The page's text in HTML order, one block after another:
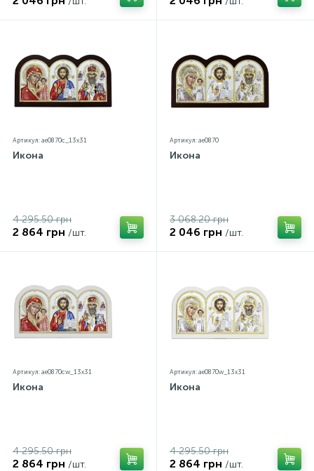
Артикул: ae0870c_13х31
Икона
4 295.50 грн
2 864 грн /шт.
Артикул: ae0870
Икона
3 068.20 грн
2 046 грн /шт.
Артикул: ae0870cw_13х31
Икона
4 295.50 грн
2 864 грн /шт.
Артикул: ae0870w_13х31
Икона
4 295.50 грн
2 864 грн /шт.